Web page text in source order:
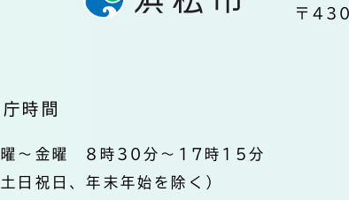
〒
庁時間
曜～金曜 8時30分～17時15分
土日祝日、年末年始を除く）